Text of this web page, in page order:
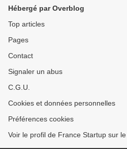
Hébergé par Overblog
Top articles
Pages
Contact
Signaler un abus
C.G.U.
Cookies et données personnelles
Préférences cookies
Voir le profil de France Startup sur